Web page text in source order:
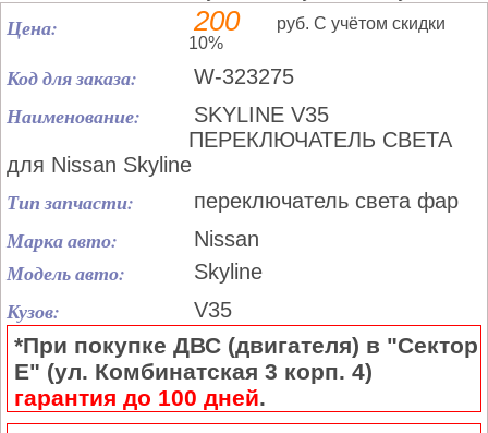
Цена: 200
руб. С учётом скидки
10%
Код для заказа: W-323275
Наименование:
SKYLINE V35
ПЕРЕКЛЮЧАТЕЛЬ СВЕТА
для Nissan Skyline
Тип запчасти: переключатель света фар
Марка авто: Nissan
Модель авто: Skyline
Кузов: V35
*При покупке ДВС (двигателя) в "Сектор
Е" (ул. Комбинатская 3 корп. 4)
гарантия до 100 дней.